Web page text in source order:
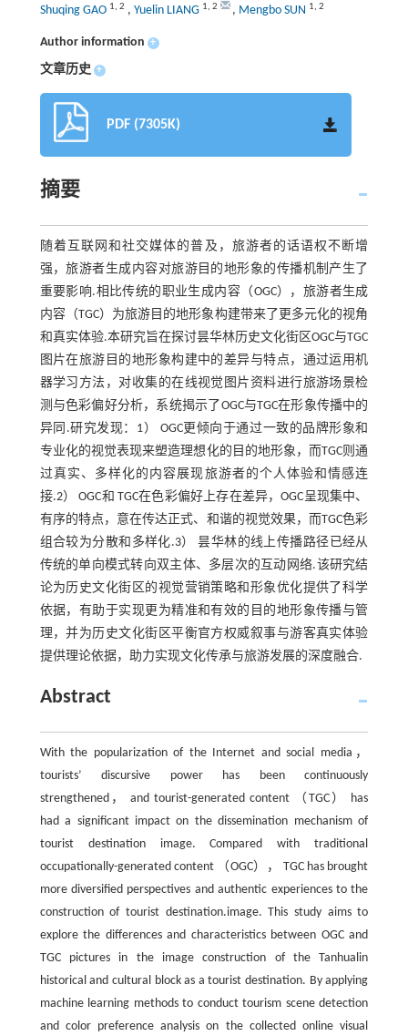
Shuqing GAO 1, 2 , Yuelin LIANG 1, 2 , Mengbo SUN 1, 2
Author information +
文章历史 +
PDF (7305K)
摘要
随着互联网和社交媒体的普及，旅游者的话语权不断增
强，旅游者生成内容对旅游目的地形象的传播机制产生了
重要影响.相比传统的职业生成内容（OGC），旅游者生成
内容（TGC）为旅游目的地形象构建带来了更多元化的视角
和真实体验.本研究旨在探讨昙华林历史文化街区OGC与TGC
图片在旅游目的地形象构建中的差异与特点，通过运用机
器学习方法，对收集的在线视觉图片资料进行旅游场景检
测与色彩偏好分析，系统揭示了OGC与TGC在形象传播中的
异同.研究发现：1） OGC更倾向于通过一致的品牌形象和
专业化的视觉表现来塑造理想化的目的地形象，而TGC则通
过真实、多样化的内容展现旅游者的个人体验和情感连
接.2） OGC和 TGC在色彩偏好上存在差异，OGC呈现集中、
有序的特点，意在传达正式、和谐的视觉效果，而TGC色彩
组合较为分散和多样化.3） 昙华林的线上传播路径已经从
传统的单向模式转向双主体、多层次的互动网络.该研究结
论为历史文化街区的视觉营销策略和形象优化提供了科学
依据，有助于实现更为精准和有效的目的地形象传播与管
理，并为历史文化街区平衡官方权威叙事与游客真实体验
提供理论依据，助力实现文化传承与旅游发展的深度融合.
Abstract
With the popularization of the Internet and social media，
tourists’ discursive power has been continuously
strengthened， and tourist-generated content （TGC） has
had a significant impact on the dissemination mechanism of
tourist destination image. Compared with traditional
occupationally-generated content （OGC）， TGC has brought
more diversified perspectives and authentic experiences to the
construction of tourist destination.image. This study aims to
explore the differences and characteristics between OGC and
TGC pictures in the image construction of the Tanhualin
historical and cultural block as a tourist destination. By applying
machine learning methods to conduct tourism scene detection
and color preference analysis on the collected online visual